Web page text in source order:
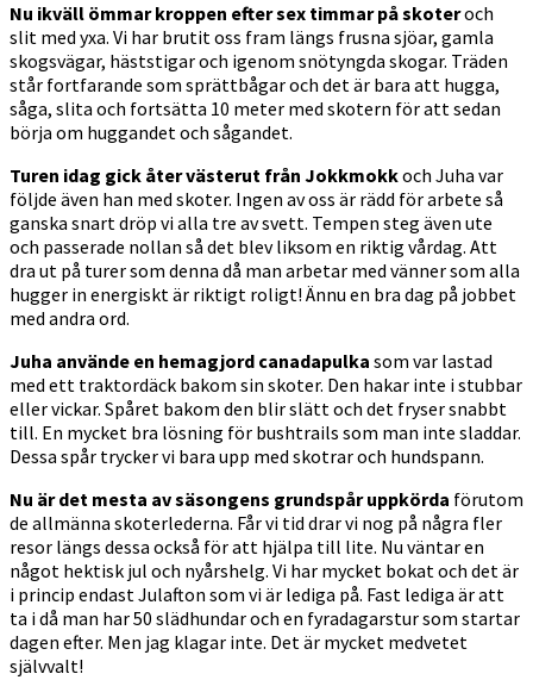
Nu ikväll ömmar kroppen efter sex timmar på skoteroch
slit med yxa. Vi har brutit oss fram längs frusna sjöar, gamla
skogsvägar, häststigar och igenom snötyngda skogar. Träden
står fortfarande som sprättbågar och det är bara att hugga,
såga, slita och fortsätta 10 meter med skotern för att sedan
börja om huggandet och sågandet.
Turen idag gick åter västerut från Jokkmokkoch Juha var
följde även han med skoter. Ingen av oss är rädd för arbete så
ganska snart dröp vi alla tre av svett. Tempen steg även ute
och passerade nollan så det blev liksom en riktig vårdag. Att
dra ut på turer som denna då man arbetar med vänner som alla
hugger in energiskt är riktigt roligt! Ännu en bra dag på jobbet
med andra ord.
Juha använde en hemagjord canadapulka som var lastad
med ett traktordäck bakom sin skoter. Den hakar inte i stubbar
eller vickar. Spåret bakom den blir slätt och det fryser snabbt
till. En mycket bra lösning för bushtrails som man inte sladdar.
Dessa spår trycker vi bara upp med skotrar och hundspann.
Nu är det mesta av säsongens grundspår uppkörda förutom
de allmänna skoterlederna. Får vi tid drar vi nog på några fler
resor längs dessa också för att hjälpa till lite. Nu väntar en
något hektisk jul och nyårshelg. Vi har mycket bokat och det är
i princip endast Julafton som vi är lediga på. Fast lediga är att
ta i då man har 50 slädhundar och en fyradagarstur som startar
dagen efter. Men jag klagar inte. Det är mycket medvetet
självvalt!